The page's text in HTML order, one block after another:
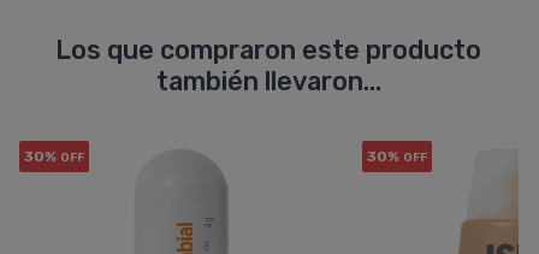
Los que compraron este producto
también llevaron...
30% OFF 30% OFF